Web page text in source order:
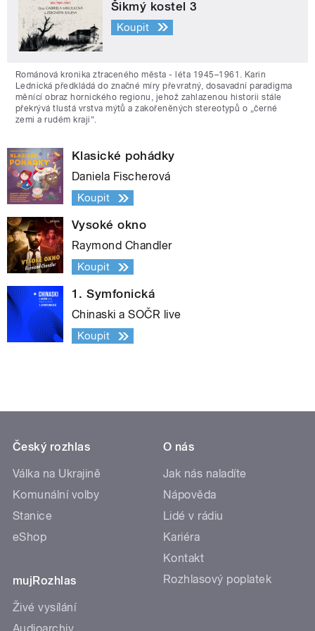
Šikmý kostel 3
Koupit
Románová kronika ztraceného města - léta 1945–1961. Karin
Lednická předkládá do značné míry převratný, dosavadní paradigma
měnící obraz hornického regionu, jehož zahlazenou historii stále
překrývá tlustá vrstva mýtů a zakořeněných stereotypů o „černé
zemi a rudém kraji“.
Klasické pohádky
Daniela Fischerová
Koupit
Vysoké okno
Raymond Chandler
Koupit
1. Symfonická
Chinaski a SOČR live
Koupit
Český rozhlas
Válka na Ukrajině
Komunální volby
Stanice
eShop
mujRozhlas
Živé vysílání
O nás
Jak nás naladíte
Nápověda
Lidé v rádiu
Kariéra
Kontakt
Rozhlasový poplatek